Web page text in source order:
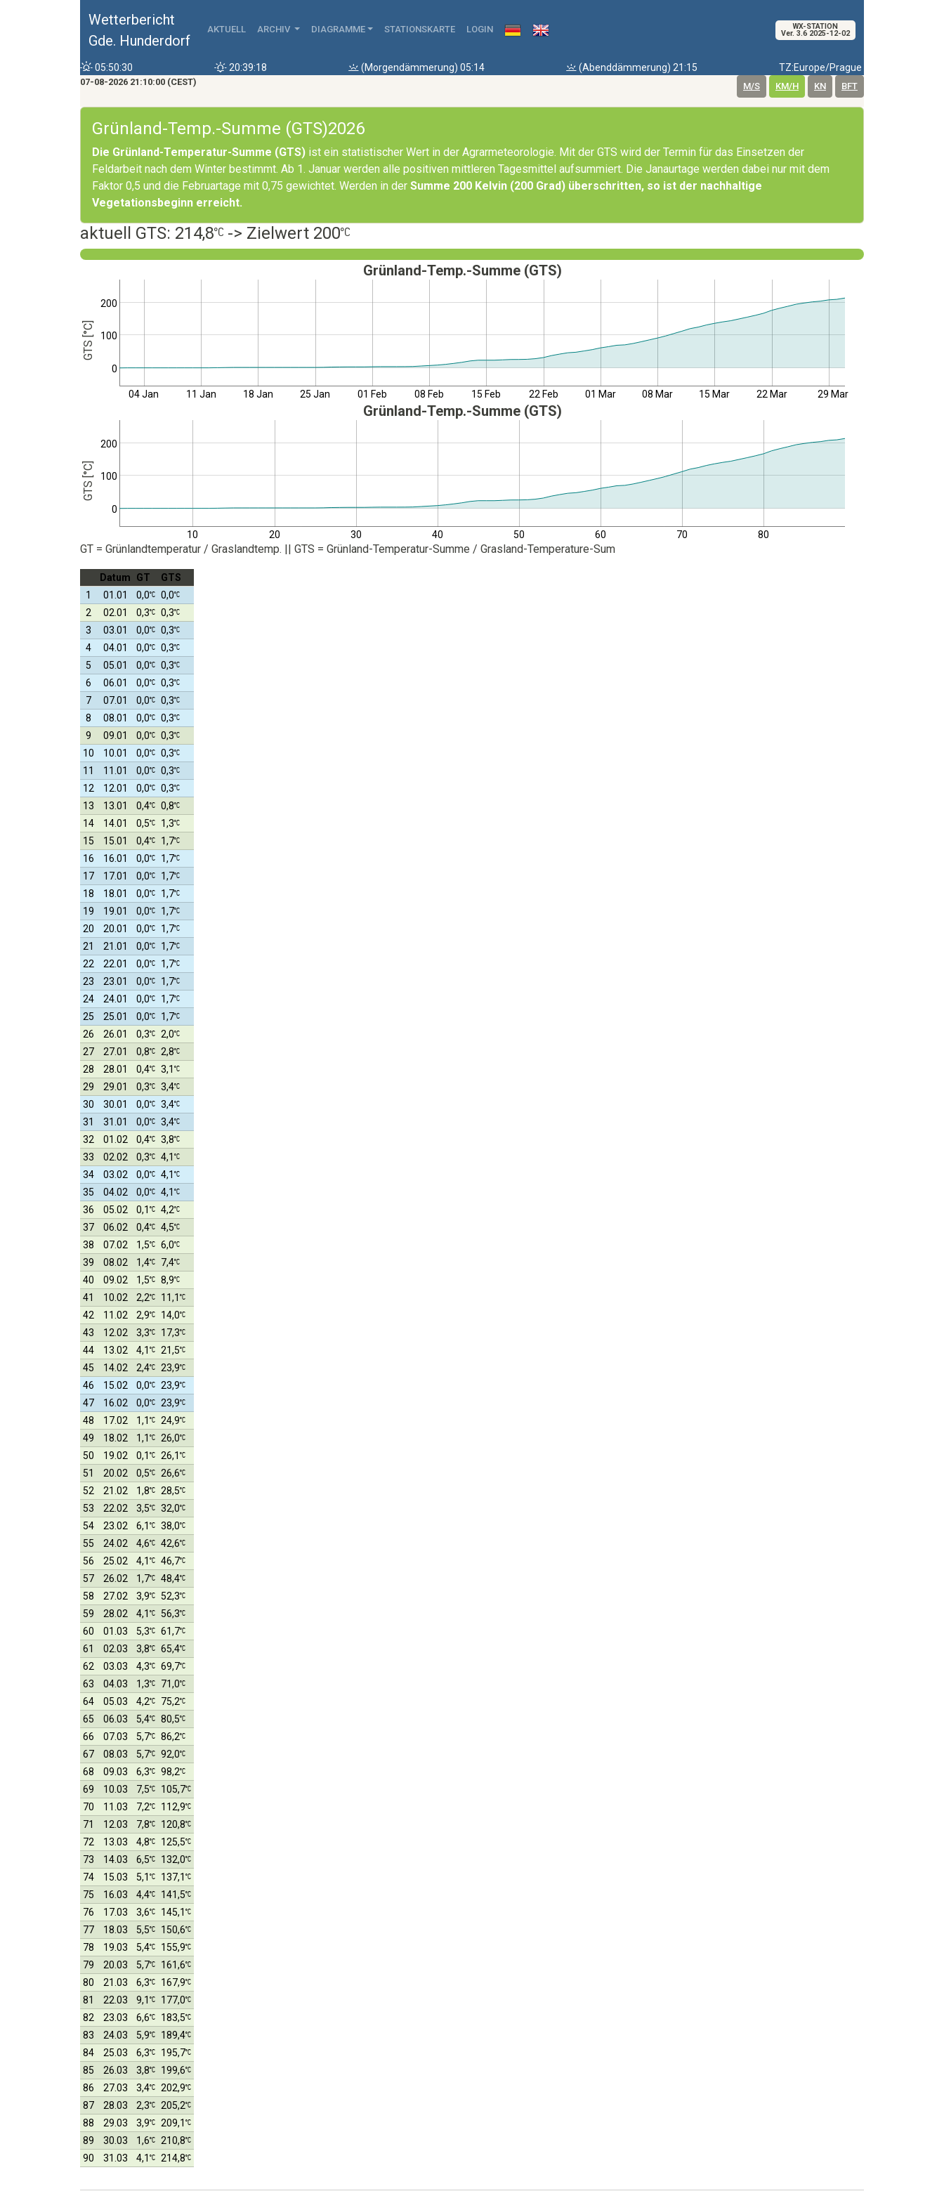
Wetterbericht
Gde. Hunderdorf
AKTUELL ARCHIV DIAGRAMME STATIONSKARTE LOGIN WX-STATION
Ver. 3.6 2025-12-02
05:50:30 20:39:18 (Morgendämmerung) 05:14 (Abenddämmerung) 21:15 TZ:Europe/Prague
07-08-2026 21:10:00 (CEST) M/S KM/H KN BFT
Grünland-Temp.-Summe (GTS)2026
Die Grünland-Temperatur-Summe (GTS) ist ein statistischer Wert in der Agrarmeteorologie. Mit der GTS wird der Termin für das Einsetzen der
Feldarbeit nach dem Winter bestimmt. Ab 1. Januar werden alle positiven mittleren Tagesmittel aufsummiert. Die Janaurtage werden dabei nur mit dem
Faktor 0,5 und die Februartage mit 0,75 gewichtet. Werden in der Summe 200 Kelvin (200 Grad) überschritten, so ist der nachhaltige
Vegetationsbeginn erreicht.
aktuell GTS: 214,8 -> Zielwert 200
Grünland-Temp.-Summe (GTS)
GTS [°C]
0
100
200
04 Jan 11 Jan 18 Jan 25 Jan 01 Feb 08 Feb 15 Feb 22 Feb 01 Mar 08 Mar 15 Mar 22 Mar 29 Mar
Grünland-Temp.-Summe (GTS)
GTS [°C]
0
100
200
10 20 30 40 50 60 70 80
GT = Grünlandtemperatur / Graslandtemp. || GTS = Grünland-Temperatur-Summe / Grasland-Temperature-Sum
Datum GT
GTS
1
01.01 0,0
0,0
2
02.01 0,3
0,3
3
03.01 0,0
0,3
4
04.01 0,0
0,3
5
05.01 0,0
0,3
6
06.01 0,0
0,3
7
07.01 0,0
0,3
8
08.01 0,0
0,3
9
09.01 0,0
0,3
10
10.01 0,0
0,3
11
11.01 0,0
0,3
12
12.01 0,0
0,3
13
13.01 0,4
0,8
14
14.01 0,5
1,3
15
15.01 0,4
1,7
16
16.01 0,0
1,7
17
17.01 0,0
1,7
18
18.01 0,0
1,7
19
19.01 0,0
1,7
20
20.01 0,0
1,7
21
21.01 0,0
1,7
22
22.01 0,0
1,7
23
23.01 0,0
1,7
24
24.01 0,0
1,7
25
25.01 0,0
1,7
26
26.01 0,3
2,0
27
27.01 0,8
2,8
28
28.01 0,4
3,1
29
29.01 0,3
3,4
30
30.01 0,0
3,4
31
31.01 0,0
3,4
32
01.02 0,4
3,8
33
02.02 0,3
4,1
34
03.02 0,0
4,1
35
04.02 0,0
4,1
36
05.02 0,1
4,2
37
06.02 0,4
4,5
38
07.02 1,5
6,0
39
08.02 1,4
7,4
40
09.02 1,5
8,9
41
10.02 2,2
11,1
42
11.02 2,9
14,0
43
12.02 3,3
17,3
44
13.02 4,1
21,5
45
14.02 2,4
23,9
46
15.02 0,0
23,9
47
16.02 0,0
23,9
48
17.02 1,1
24,9
49
18.02 1,1
26,0
50
19.02 0,1
26,1
51
20.02 0,5
26,6
52
21.02 1,8
28,5
53
22.02 3,5
32,0
54
23.02 6,1
38,0
55
24.02 4,6
42,6
56
25.02 4,1
46,7
57
26.02 1,7
48,4
58
27.02 3,9
52,3
59
28.02 4,1
56,3
60
01.03 5,3
61,7
61
02.03 3,8
65,4
62
03.03 4,3
69,7
63
04.03 1,3
71,0
64
05.03 4,2
75,2
65
06.03 5,4
80,5
66
07.03 5,7
86,2
67
08.03 5,7
92,0
68
09.03 6,3
98,2
69
10.03 7,5
105,7
70
11.03 7,2
112,9
71
12.03 7,8
120,8
72
13.03 4,8
125,5
73
14.03 6,5
132,0
74
15.03 5,1
137,1
75
16.03 4,4
141,5
76
17.03 3,6
145,1
77
18.03 5,5
150,6
78
19.03 5,4
155,9
79
20.03 5,7
161,6
80
21.03 6,3
167,9
81
22.03 9,1
177,0
82
23.03 6,6
183,5
83
24.03 5,9
189,4
84
25.03 6,3
195,7
85
26.03 3,8
199,6
86
27.03 3,4
202,9
87
28.03 2,3
205,2
88
29.03 3,9
209,1
89
30.03 1,6
210,8
90
31.03 4,1 214,8